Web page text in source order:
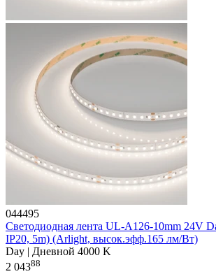
044495
Светодиодная лента UL-A126-10mm 24V
IP20, 5m) (Arlight, высок.эфф.165 лм/Вт)
Day | Дневной 4000 K
2 04388